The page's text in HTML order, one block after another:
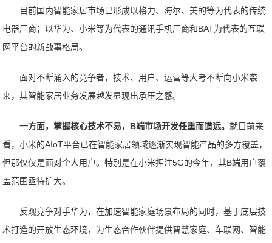
目前国内智能家居市场已形成以格力、海尔、美的等为代表的传统
电器厂商；以华为、小米等为代表的通讯手机厂商和BAT为代表的互联
网平台的新战事格局。
面对不断涌入的竞争者，技术、用户、运营等大考不断向小米袭
来，其智能家居业务发展越发显现出承压之感。
一方面，掌握核心技术不易，B端市场开发任重而道远。就目前来
看，小米的AIoT平台已在智能家居领域逐渐实现智能产品的多方覆盖，
但那仅仅是面对个人用户。特别是在小米押注5G的今年，其B端用户覆
盖范围亟待扩大。
反观竞争对手华为，在加速智能家庭场景布局的同时，基于底层技
术打造的开放生态环境，为生态合作伙伴提供智慧家庭、车联网、智能